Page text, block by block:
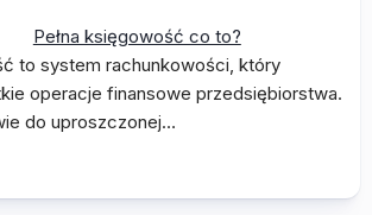
Pełna księgowość co to?
to system rachunkowości, który
operacje finansowe przedsiębiorstwa.
do uproszczonej…